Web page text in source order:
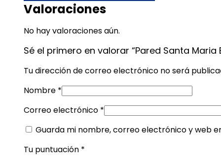
Valoraciones
No hay valoraciones aún.
Sé el primero en valorar “Pared Santa
Tu dirección de correo electrónico no será
Nombre *
Correo electrónico *
Guarda mi nombre, correo electrónico y web
Tu puntuación *